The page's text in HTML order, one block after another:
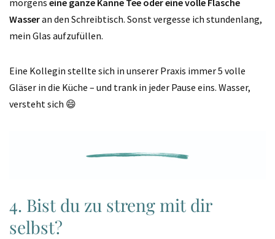
Wasseran den Schreibtisch. Sonst vergesse ich stundenlang,
mein Glas aufzufüllen.
Eine Kollegin stellte sich in unserer Praxis immer 5 volle
Gläser in die Küche – und trank in jeder Pause eins. Wasser,
versteht sich 😄
4. Bist du zu streng mit dir
selbst?